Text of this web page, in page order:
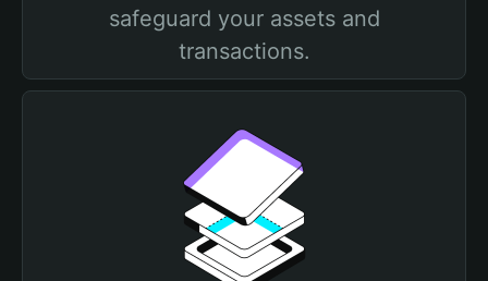
safeguard your assets and
transactions.